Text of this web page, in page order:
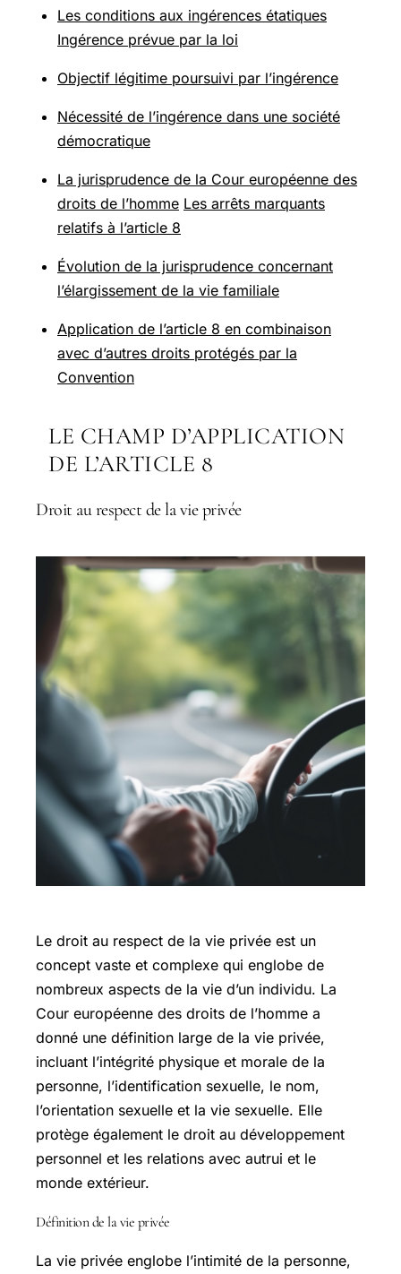
Les conditions aux ingérences étatiques
Ingérence prévue par la loi
Objectif légitime poursuivi par l’ingérence
Nécessité de l’ingérence dans une société
démocratique
La jurisprudence de la Cour européenne des
droits de l’homme Les arrêts marquants
relatifs à l’article 8
Évolution de la jurisprudence concernant
l’élargissement de la vie familiale
Application de l’article 8 en combinaison
avec d’autres droits protégés par la
Convention
LE CHAMP D’APPLICATION
DE L’ARTICLE 8
Droit au respect de la vie privée
Le droit au respect de la vie privée est un
concept vaste et complexe qui englobe de
nombreux aspects de la vie d’un individu. La
Cour européenne des droits de l’homme a
donné une définition large de la vie privée,
incluant l’intégrité physique et morale de la
personne, l’identification sexuelle, le nom,
l’orientation sexuelle et la vie sexuelle. Elle
protège également le droit au développement
personnel et les relations avec autrui et le
monde extérieur.
Définition de la vie privée
La vie privée englobe l’intimité de la personne,